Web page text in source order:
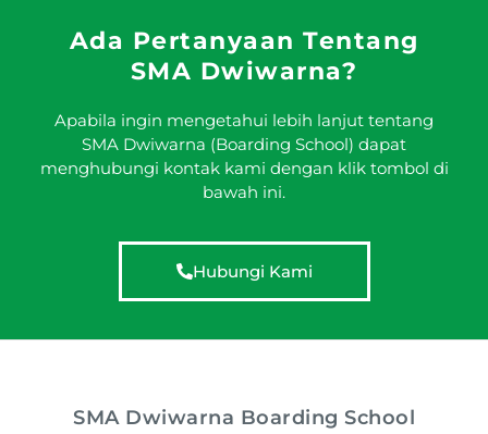
Ada Pertanyaan Tentang
SMA Dwiwarna?
Apabila ingin mengetahui lebih lanjut tentang
SMA Dwiwarna (Boarding School) dapat
menghubungi kontak kami dengan klik tombol di
bawah ini.
Hubungi Kami
SMA Dwiwarna Boarding School